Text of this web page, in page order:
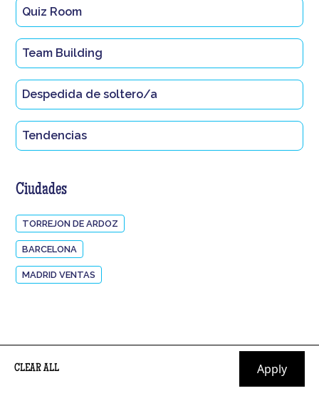
Quiz Room
Team Building
Despedida de soltero/a
Tendencias
Ciudades
TORREJON DE ARDOZ
BARCELONA
MADRID VENTAS
CLEAR ALL